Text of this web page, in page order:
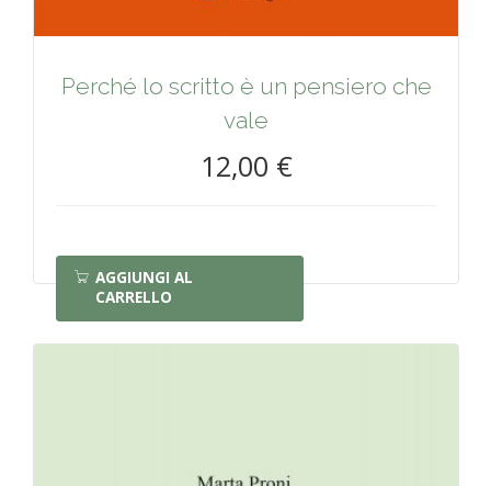
Perché lo scritto è un pensiero che
vale
12,00 €
AGGIUNGI AL
CARRELLO